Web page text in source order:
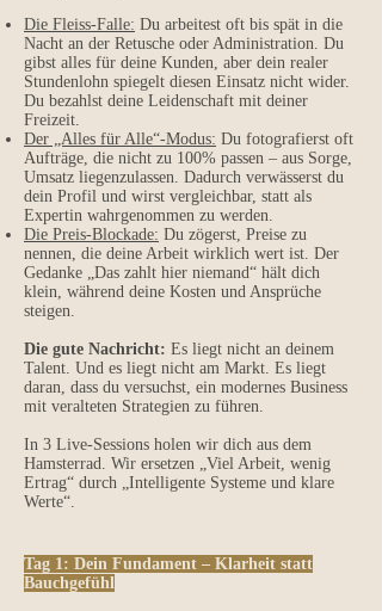
Die Fleiss-Falle: Du arbeitest oft bis spät in die
Nacht an der Retusche oder Administration. Du
gibst alles für deine Kunden, aber dein realer
Stundenlohn spiegelt diesen Einsatz nicht wider.
Du bezahlst deine Leidenschaft mit deiner
Freizeit.
Der „Alles für Alle“-Modus: Du fotografierst oft
Aufträge, die nicht zu 100% passen – aus Sorge,
Umsatz liegenzulassen. Dadurch verwässerst du
dein Profil und wirst vergleichbar, statt als
Expertin wahrgenommen zu werden.
Die Preis-Blockade: Du zögerst, Preise zu
nennen, die deine Arbeit wirklich wert ist. Der
Gedanke „Das zahlt hier niemand“ hält dich
klein, während deine Kosten und Ansprüche
steigen.
Die gute Nachricht: Es liegt nicht an deinem
Talent. Und es liegt nicht am Markt. Es liegt
daran, dass du versuchst, ein modernes Business
mit veralteten Strategien zu führen.
In 3 Live-Sessions holen wir dich aus dem
Hamsterrad. Wir ersetzen „Viel Arbeit, wenig
Ertrag“ durch „Intelligente Systeme und klare
Werte“.
Tag 1: Dein Fundament – Klarheit statt
Bauchgefühl